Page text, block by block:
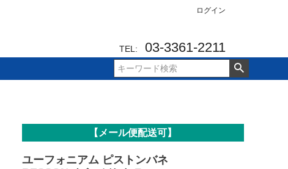
ログイン
TEL: 03-3361-2211
【メール便配送可】
ユーフォニアム ピストンバネ